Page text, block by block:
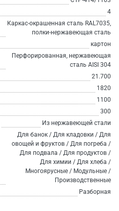
4
Каркас-окрашенная сталь RAL7035,
полки-нержавеющая сталь
картон
Перфорированная, нержавеющая
сталь AISI 304
21.700
1820
1100
300
Из нержавеющей стали
Для банок / Для кладовки / Для
овощей и фруктов / Для погреба /
Для подвала / Для продуктов /
Для химии / Для хлеба /
Многоярусные / Модульные /
Производственные
Разборная